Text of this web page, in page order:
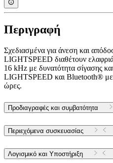
Περιγραφή
Σχεδιασμένα για άνεση και
LIGHTSPEED διαθέτουν
16 kHz με δυνατότητα σίγασης
LIGHTSPEED και Bluetooth® με
ώρες.
Προδιαγραφές και συμβατότητα
Περιεχόμενα συσκευασίας
Λογισμικό και Υποστήριξη